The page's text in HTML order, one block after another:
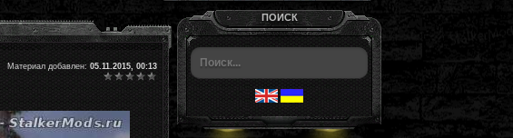
Материал добавлен: 05.11.2015, 00:13
ПОИСК